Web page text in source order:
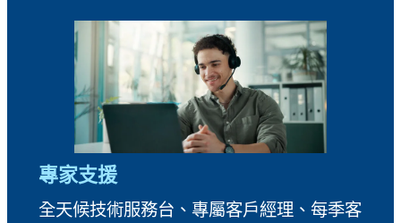
專家支援
全天候技術服務台、專屬客戶經理、每季客